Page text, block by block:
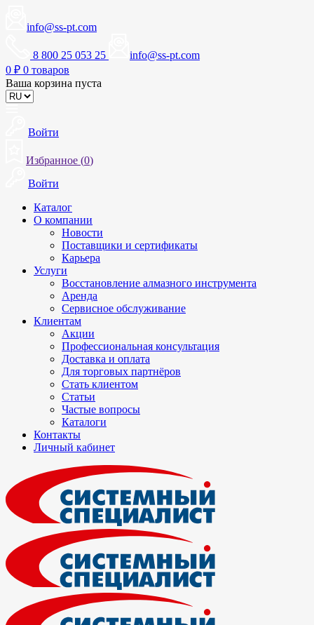
info@ss-pt.com
8 800 25 053 25
info@ss-pt.com
0 ₽ 0 товаров
Ваша корзина пуста
Войти
Избранное (0)
Войти
Каталог
О компании
Новости
Поставщики и сертификаты
Карьера
Услуги
Восстановление алмазного инструмента
Аренда
Сервисное обслуживание
Клиентам
Акции
Профессиональная консультация
Доставка и оплата
Для торговых партнёров
Стать клиентом
Статьи
Частые вопросы
Каталоги
Контакты
Личный кабинет